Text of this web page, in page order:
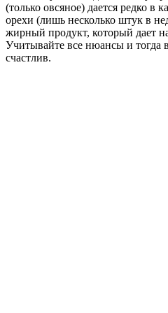
(только овсяное) дается редко в
орехи (лишь несколько штук в
жирный продукт, который дает
Учитывайте все нюансы и тогда
счастлив.